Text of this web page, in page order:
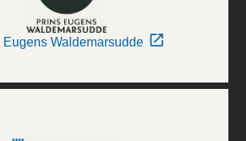
Eugens Waldemarsudde